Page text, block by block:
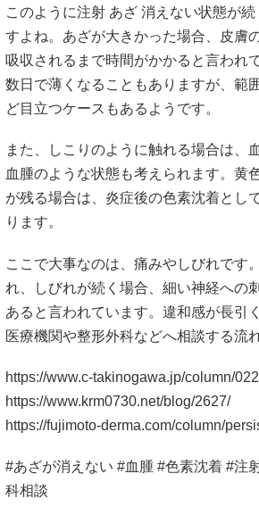
このように注射 あざ 消えない状態が
すよね。あざが大きかった場合、皮膚
吸収されるまで時間がかかると言われ
数日で薄くなることもありますが、範
ど目立つケースもあるようです。
また、しこりのように触れる場合は、
血腫のような状態も考えられます。黄
が残る場合は、炎症後の色素沈着とし
ります。
ここで大事なのは、痛みやしびれです
れ、しびれが続く場合、細い神経への
あると言われています。違和感が長引
医療機関や整形外科などへ相談する流
https://www.c-takinogawa.jp/column/
https://www.krm0730.net/blog/2627/
https://fujimoto-derma.com/column/
#あざが消えない #血腫 #色素沈着 #注
科相談